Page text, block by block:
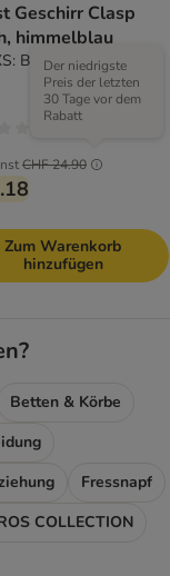
Geschirr Clasp
himmelblau
Brustumfang 30,2 -
CHF 24.90
Der niedrigste
Preis der letzten
30 Tage vor dem
Rabatt
Zum Warenkorb
hinzufügen
Betten & Körbe
Fressnapf
COLLECTION